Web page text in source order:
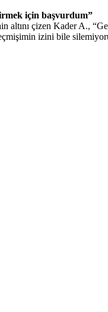
için başvurdum”
altını çizen Kader A.,
izini bile